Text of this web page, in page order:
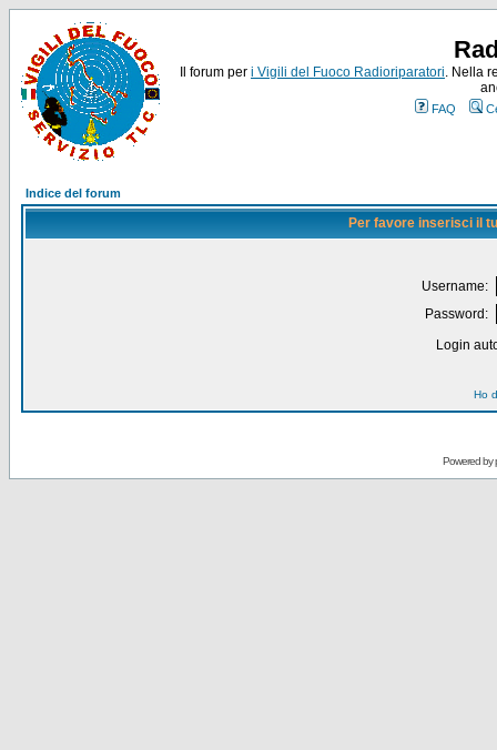
Il forum per i Vigili del Fuoco Radioriparatori. Nella
FAQ
Indice del forum
Per favore inserisci il
Username:
Password:
Login
Ho
Powered by